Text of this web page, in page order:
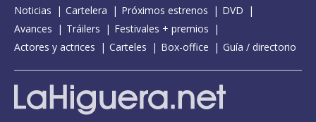
Noticias Cartelera Próximos estrenos
DVD
Avances
Tráilers
Festivales + premios
Actores y actrices
Carteles Box-office Guía / directorio